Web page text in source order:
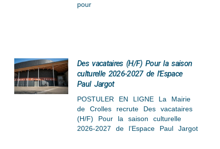
pour
Des vacataires (H/F) Pour la saison
culturelle 2026-2027 de l’Espace
Paul Jargot
POSTULER EN LIGNE La Mairie
de Crolles recrute Des vacataires
(H/F) Pour la saison culturelle
2026-2027 de l’Espace Paul Jargot